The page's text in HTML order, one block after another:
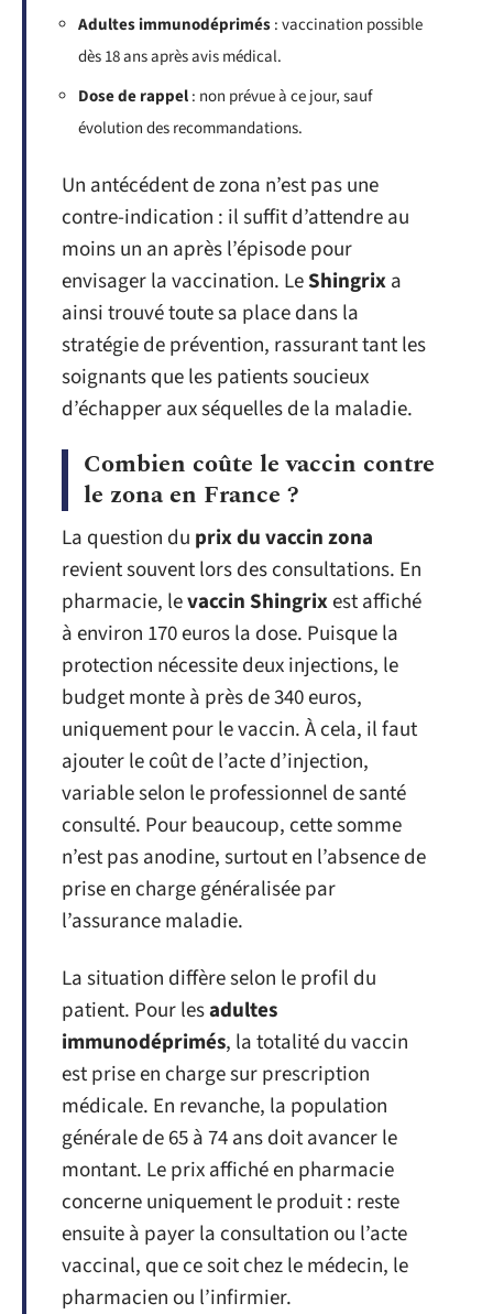
Adultes immunodéprimés: vaccination possible
dès 18 ans après avis médical.
Dose de rappel: non prévue à ce jour, sauf
évolution des recommandations.
Un antécédent de zona n’est pas une
contre-indication : il suffit d’attendre au
moins un an après l’épisode pour
envisager la vaccination. LeShingrixa
ainsi trouvé toute sa place dans la
stratégie de prévention, rassurant tant les
soignants que les patients soucieux
d’échapper aux séquelles de la maladie.
Combien coûte le vaccin contre
le zona en France ?
La question du prix du vaccin zona
revient souvent lors des consultations. En
pharmacie, levaccin Shingrixest affiché
à environ 170 euros la dose. Puisque la
protection nécessite deux injections, le
budget monte à près de 340 euros,
uniquement pour le vaccin. À cela, il faut
ajouter le coût de l’acte d’injection,
variable selon le professionnel de santé
consulté. Pour beaucoup, cette somme
n’est pas anodine, surtout en l’absence de
prise en charge généralisée par
l’assurance maladie.
La situation diffère selon le profil du
patient. Pour lesadultes
immunodéprimés, la totalité du vaccin
est prise en charge sur prescription
médicale. En revanche, la population
générale de 65 à 74 ans doit avancer le
montant. Le prix affiché en pharmacie
concerne uniquement le produit : reste
ensuite à payer la consultation ou l’acte
vaccinal, que ce soit chez le médecin, le
pharmacien ou l’infirmier.